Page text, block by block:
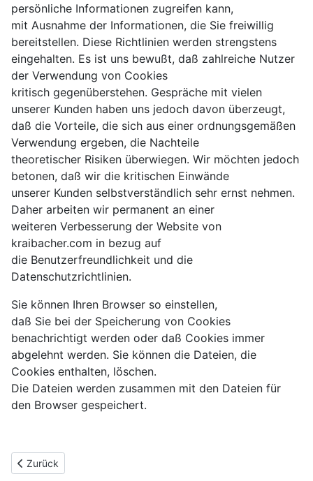
persönliche Informationen zugreifen kann,
mit Ausnahme der Informationen, die Sie freiwillig
bereitstellen. Diese Richtlinien werden strengstens
eingehalten. Es ist uns bewußt, daß zahlreiche Nutzer
der Verwendung von Cookies
kritisch gegenüberstehen. Gespräche mit vielen
unserer Kunden haben uns jedoch davon überzeugt,
daß die Vorteile, die sich aus einer ordnungsgemäßen
Verwendung ergeben, die Nachteile
theoretischer Risiken überwiegen. Wir möchten jedoch
betonen, daß wir die kritischen Einwände
unserer Kunden selbstverständlich sehr ernst nehmen.
Daher arbeiten wir permanent an einer
weiteren Verbesserung der Website von
kraibacher.com in bezug auf
die Benutzerfreundlichkeit und die
Datenschutzrichtlinien.
Sie können Ihren Browser so einstellen,
daß Sie bei der Speicherung von Cookies
benachrichtigt werden oder daß Cookies immer
abgelehnt werden. Sie können die Dateien, die
Cookies enthalten, löschen.
Die Dateien werden zusammen mit den Dateien für
den Browser gespeichert.
Vorheriger Beitrag: Nutzungsbedingungen
Zurück